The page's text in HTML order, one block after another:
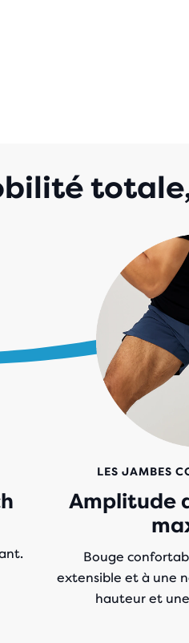
LES JAMBES
Amplitude
Bouge
extensible et à une
hauteur et